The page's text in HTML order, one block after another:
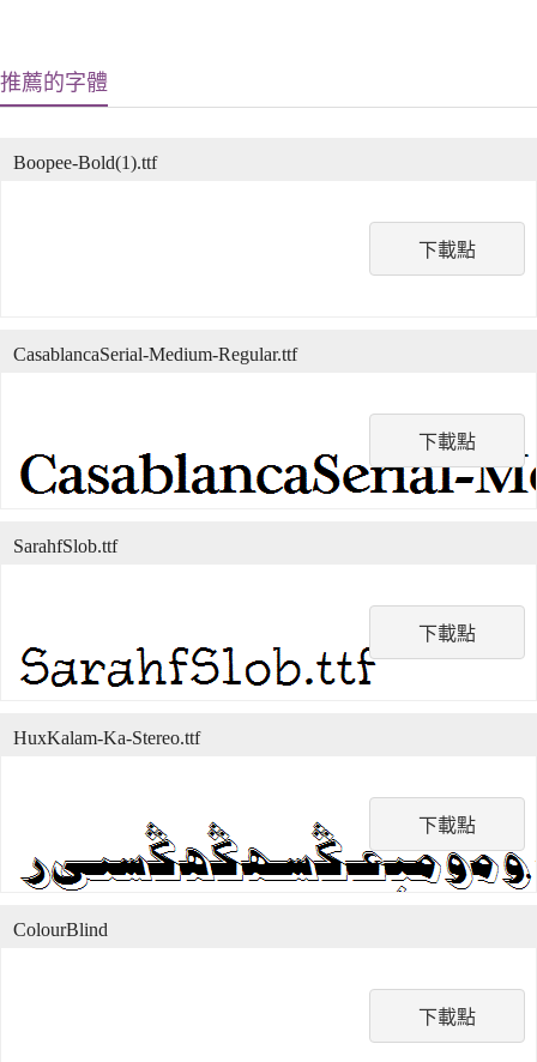
推薦的字體
下載點
Boopee-Bold(1).ttf
下載點
CasablancaSerial-Medium-Regular.ttf
下載點
SarahfSlob.ttf
下載點
HuxKalam-Ka-Stereo.ttf
下載點
ColourBlind